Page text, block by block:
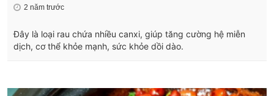
2 năm trước
Đây là loại rau chứa nhiều canxi, giúp tăng cường hệ miễn
dịch, cơ thể khỏe mạnh, sức khỏe dồi dào.